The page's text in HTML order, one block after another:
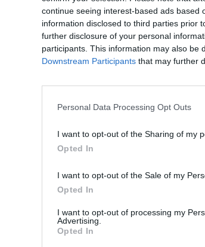
continue seeing interest-based ads based
information disclosed to third parties prior
further disclosure of your personal
participants. This information may also be
Downstream Participants that may further
Personal Data Processing Opt Outs
I want to opt-out of the Sharing of my
Opted In
I want to opt-out of the Sale of my
Opted In
I want to opt-out of processing my
Advertising.
Opted In